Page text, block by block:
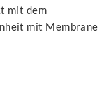
mit dem
mit Membrane